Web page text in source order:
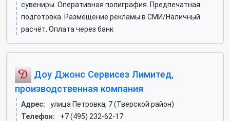
сувениры. Оперативная полиграфия. Предпечатная
подготовка. Размещение рекламы в СМИ/Наличный
расчёт. Оплата через банк
Доу Джонс Сервисез Лимитед,
производственная компания
Адрес:
улица Петровка, 7 (Тверской район)
Телефон:
+7 (495) 232-62-17